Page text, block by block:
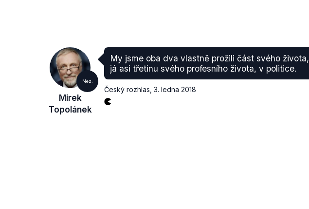
Nez.
Mirek
Topolánek
My jsme oba dva vlastně prožili část svého života,
já asi třetinu svého profesního života, v politice.
Český rozhlas 3. ledna 2018